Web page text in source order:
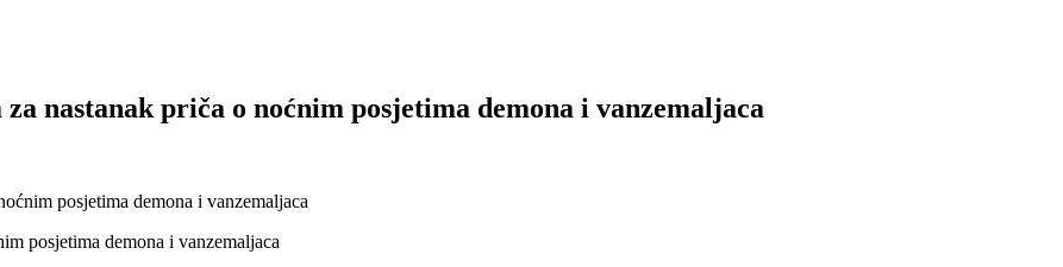
nastanak priča o noćnim posjetima demona i vanzemaljaca
posjetima demona i vanzemaljaca